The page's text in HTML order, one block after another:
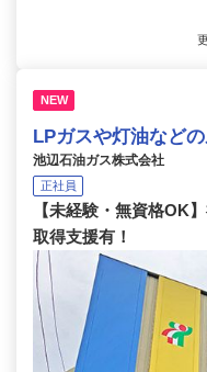
NEW
LPガスや灯油など
池辺石油ガス株式会社
正社員
【未経験・無資格OK
取得支援有！